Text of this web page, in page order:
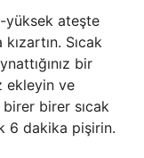
yüksek ateşte
Sıcak
bir
ekleyin ve
birer sıcak
6 dakika pişirin.